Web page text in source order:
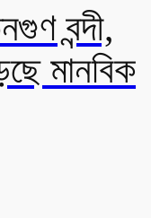
বন্দী,
মানবিক